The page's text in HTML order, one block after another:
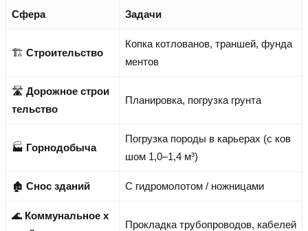
Сфера Задачи
🏗️ Строительство
Копка котлованов, траншей, фунда
ментов
🛣️ Дорожное строи
тельство
Планировка, погрузка грунта
🏭 Горнодобыча
Погрузка породы в карьерах (с ков
шом 1,0–1,4 м³)
🏚️ Снос зданий С гидромолотом / ножницами
🌊 Коммунальное х
Прокладка трубопроводов, кабелей